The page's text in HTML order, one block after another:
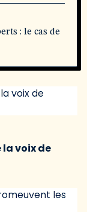
: le cas de
la voix de